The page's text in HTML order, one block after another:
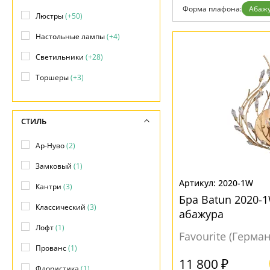
Возврат
Отзывы
Дизайнерам
Бренды
Контакты
Форма плафона:
2020-1W
Бра Batun 2020-
абажура
Favourite
11 800 ₽
Люстры(+50)
Настольные лампы(+4)
Светильники (+28)
Торшеры(+3)
СТИЛЬ
Ар-Нуво(2)
Замковый (1)
Кантри (3)
Классический (3)
Лофт(1)
Прованс(1)